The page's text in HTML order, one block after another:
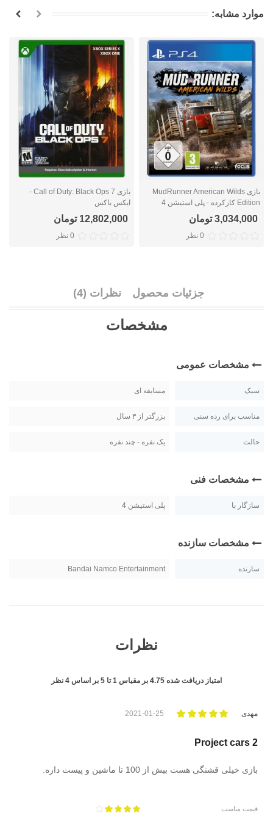
موارد مشابه:
بازی MudRunner American Wilds
Edition کارکرده - پلی استیشن 4
3,034,000 تومان
0 نظر
بازی Call of Duty: Black Ops 7 -
ایکس باکس
12,802,000 تومان
0 نظر
جزئیات محصول نظرات (4)
مشخصات
مشخصات عمومی
سبک مسابقه ای
مناسب برای رده سنی بزرگتر از ۳ سال
حالت یک نفره - چند نفره
مشخصات فنی
سازگار با پلی استیشن 4
مشخصات سازنده
سازنده Bandai Namco Entertainment
نظرات
امتیاز دریافت شده 4.75 بر مقیاس 1تا 5 بر اساس 4 نظر
مهدی 2021-01-25
Project cars 2
بازی خیلی قشنگی هست بیش از 100 تا ماشین و پیست داره.
قیمت مناسب